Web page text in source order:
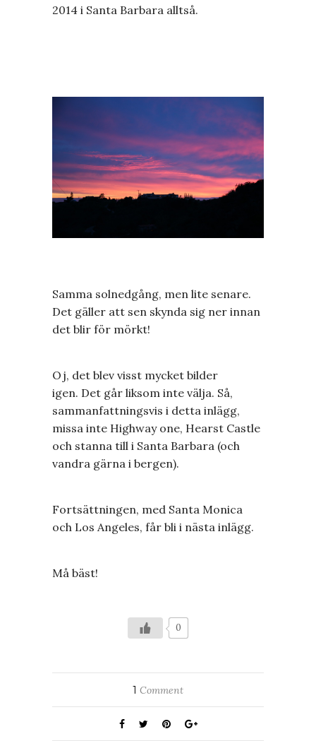
2014 i Santa Barbara alltså.
Samma solnedgång, men lite senare.
Det gäller att sen skynda sig ner innan
det blir för mörkt!
Oj, det blev visst mycket bilder
igen. Det går liksom inte välja. Så,
sammanfattningsvis i detta inlägg,
missa inte Highway one, Hearst Castle
och stanna till i Santa Barbara (och
vandra gärna i bergen).
Fortsättningen, med Santa Monica
och Los Angeles, får bli i nästa inlägg.
Må bäst!
0
1 Comment